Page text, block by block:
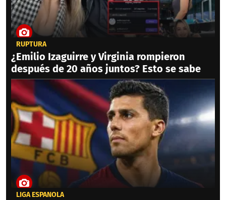
RUPTURA
¿Emilio Izaguirre y Virginia rompieron
después de 20 años juntos? Esto se sabe
LIGA ESPAÑOLA